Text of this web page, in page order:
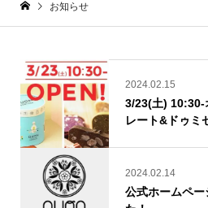
お知らせ
2024.02.15
3/23(土) 10:30-
レート&ドゥミ
2024.02.14
公式ホームペ